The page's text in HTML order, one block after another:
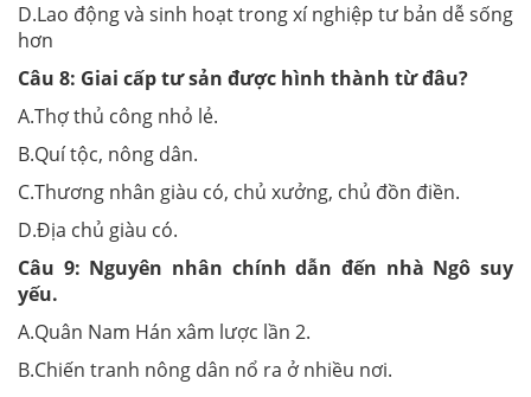
D.Lao động và sinh hoạt trong xí nghiệp tư bản dễ sống
hơn
Câu 8: Giai cấp tư sản được hình thành từ đâu?
A.Thợ thủ công nhỏ lẻ.
B.Quí tộc, nông dân.
C.Thương nhân giàu có, chủ xưởng, chủ đồn điền.
D.Địa chủ giàu có.
Câu 9: Nguyên nhân chính dẫn đến nhà Ngô suy
yếu.
A.Quân Nam Hán xâm lược lần 2.
B.Chiến tranh nông dân nổ ra ở nhiều nơi.